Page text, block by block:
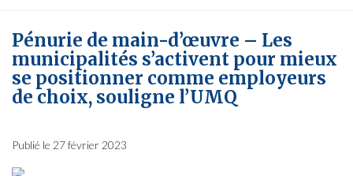
Pénurie de main-d’œuvre – Les
municipalités s’activent pour mieux
se positionner comme employeurs
de choix, souligne l’UMQ
Publié le 27 février 2023